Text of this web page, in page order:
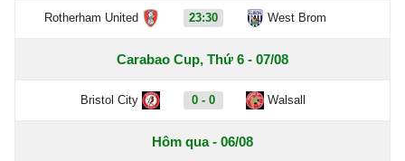
Rotherham United 23:30 West Brom
Carabao Cup, Thứ 6 - 07/08
Bristol City 0 - 0 Walsall
Hôm qua - 06/08